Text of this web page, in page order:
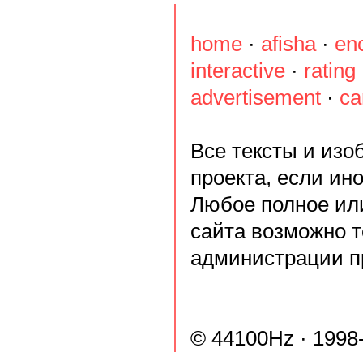
home · afisha·
interactive · rating
advertisement ·
Все тексты и
проекта, если
Любое полное
сайта возможно
администрации
© 44100Hz ·